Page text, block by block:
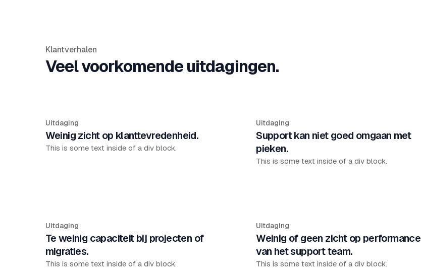
Klantverhalen
Veel voorkomende uitdagingen.
Uitdaging
Weinig zicht op klanttevredenheid.
This is some text inside of a div block.
Uitdaging
Support kan niet goed omgaan met
pieken.
This is some text inside of a div block.
Uitdaging
Te weinig capaciteit bij projecten of
migraties.
This is some text inside of a div block.
Uitdaging
Weinig of geen zicht op performance
van het support team.
This is some text inside of a div block.